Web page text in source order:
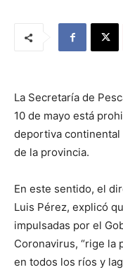
La Secretaría de
10 de mayo está
deportiva continental
de la provincia.
En este sentido, el
Luis Pérez, explicó
impulsadas por el
Coronavirus, “rige la
en todos los ríos y